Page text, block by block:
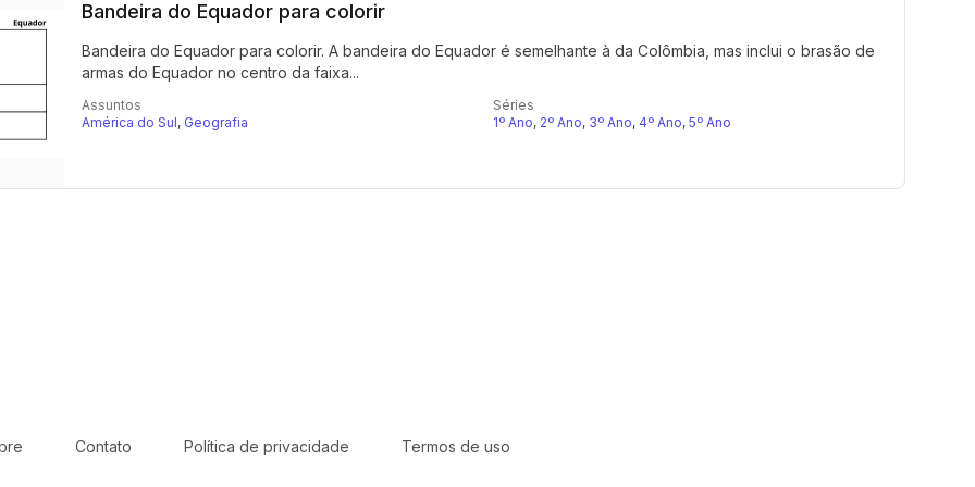
Bandeira do Equador para colorir
Bandeira do Equador para colorir. A bandeira do Equador é semelhante à da Colômbia, mas inclui o brasão de
armas do Equador no centro da faixa...
Assuntos
América do Sul, Geografia
Séries
1º Ano, 2º Ano, 3º Ano, 4º Ano, 5º Ano
Contato Política de privacidade Termos de uso